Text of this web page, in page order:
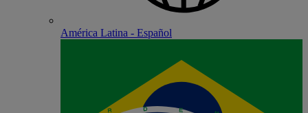
América Latina - Español